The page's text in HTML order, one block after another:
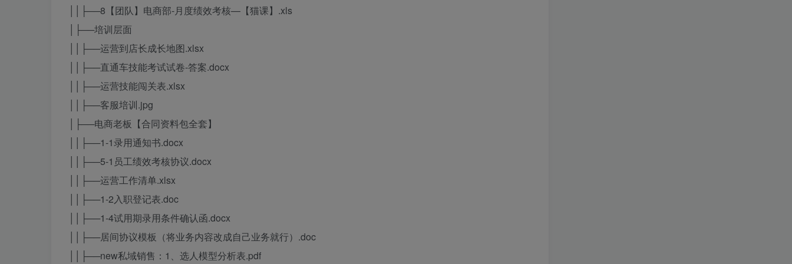
││├──8【团队】电商部-月度绩效考核—【猫课】.xls
│├──培训层面
││├──运营到店长成长地图.xlsx
││├──直通车技能考试试卷-答案.docx
││├──运营技能闯关表.xlsx
││├──客服培训.jpg
│├──电商老板【合同资料包全套】
││├──1-1录用通知书.docx
││├──5-1员工绩效考核协议.docx
││├──运营工作清单.xlsx
││├──1-2入职登记表.doc
││├──1-4试用期录用条件确认函.docx
││├──居间协议模板（将业务内容改成自己业务就行）.doc
││├──new私域销售：1、选人模型分析表.pdf